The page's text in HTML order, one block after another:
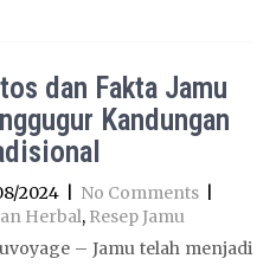
dan Fakta Jamu
Kandungan
2024 No Comments
Herbal, Resep Jamu
– Jamu telah menjadi